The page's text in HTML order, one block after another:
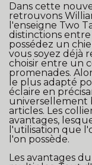
Dans cette
retrouvons
l'enseigne Two
distinctions entre
possédez un
vous soyez déjà
choisir entre un
promenades.
le plus adapté
éclaire en
universellement
articles. Les
avantages,
l'utilisation que
l'on possède.
Les avantages